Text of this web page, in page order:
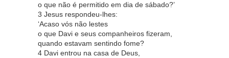
o que não é permitido em dia de sábado?’
3 Jesus respondeu-lhes:
‘Acaso vós não lestes
o que Davi e seus companheiros fizeram,
quando estavam sentindo fome?
4 Davi entrou na casa de Deus,